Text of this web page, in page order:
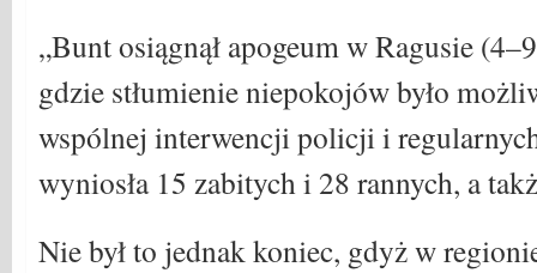
„Bunt osiągnął apogeum w Ragusie
gdzie stłumienie niepokojów było
wspólnej interwencji policji i
wyniosła 15 zabitych i 28 rannych, a
Nie był to jednak koniec, gdyż w